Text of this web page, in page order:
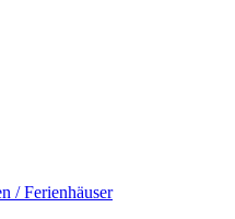
/ Ferienhäuser